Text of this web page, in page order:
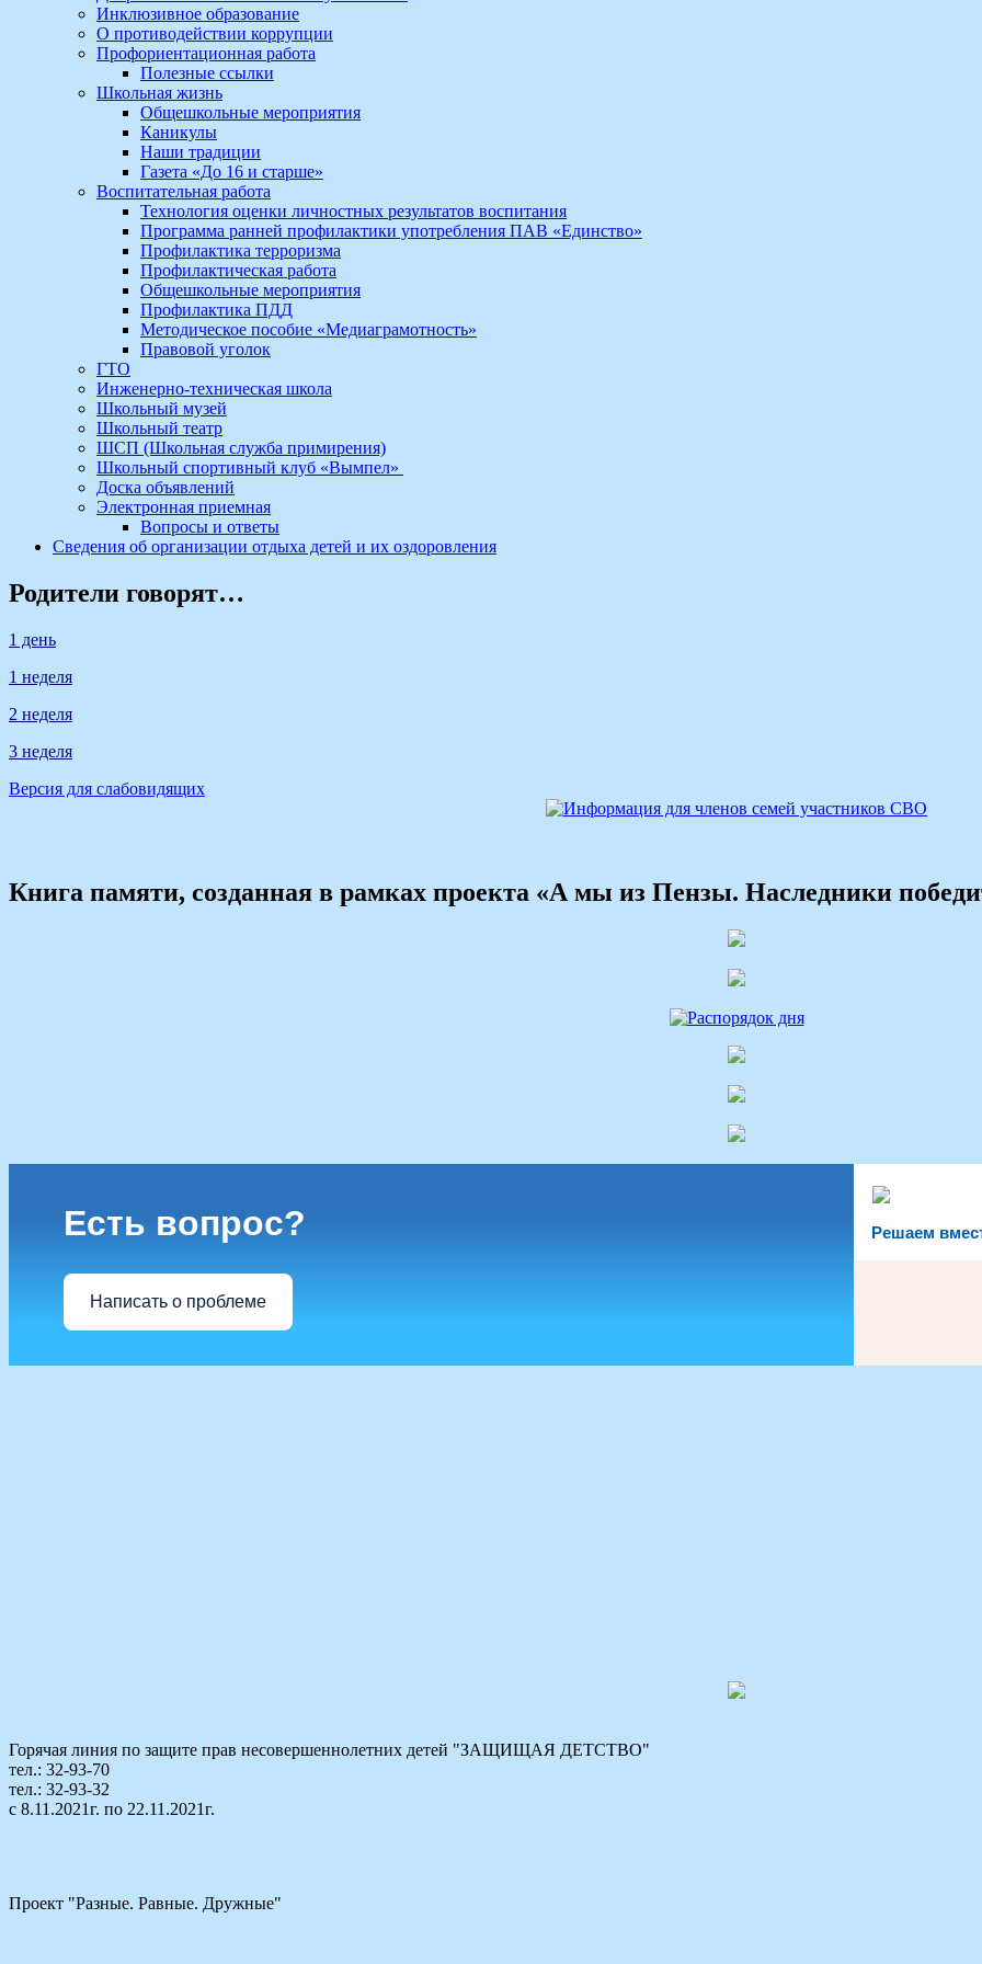
Инклюзивное образование
О противодействии коррупции
Профориентационная работа
Полезные ссылки
Школьная жизнь
Общешкольные мероприятия
Каникулы
Наши традиции
Газета «До 16 и старше»
Воспитательная работа
Технология оценки личностных результатов воспитания
Программа ранней профилактики употребления ПАВ «Единство»
Профилактика терроризма
Профилактическая работа
Общешкольные мероприятия
Профилактика ПДД
Методическое пособие «Медиаграмотность»
Правовой уголок
ГТО
Инженерно-техническая школа
Школьный музей
Школьный театр
ШСП (Школьная служба примирения)
Школьный спортивный клуб «Вымпел»
Доска объявлений
Электронная приемная
Вопросы и ответы
Сведения об организации отдыха детей и их оздоровления
Родители говорят…
1 день
1 неделя
2 неделя
3 неделя
Версия для слабовидящих
Книга памяти, созданная в рамках проекта «А мы из Пензы. Наследники
Решаем
Есть вопрос?
Написать о проблеме
Горячая линия по защите прав несовершеннолетних детей "ЗАЩИЩАЯ ДЕТСТВО"
тел.: 32-93-70
тел.: 32-93-32
с 8.11.2021г. по 22.11.2021г.
Проект "Разные. Равные. Дружные"